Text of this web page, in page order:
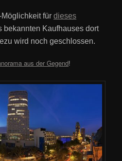
Möglichkeit fürdieses
bekannten Kaufhauses dort
wird noch geschlossen.
aus der Gegend!